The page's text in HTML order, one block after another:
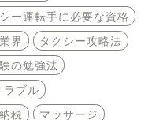
ー運転手に必要な資格
界
タクシー攻略法
の勉強法
ラブル
税
マッサージ